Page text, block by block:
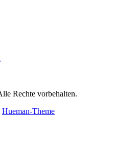
Rechte vorbehalten.
Hueman-Theme